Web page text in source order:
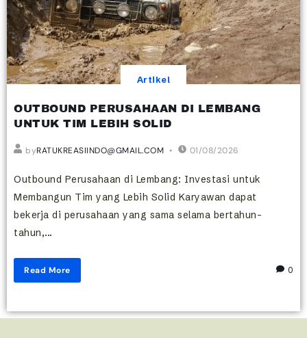
Artikel
OUTBOUND PERUSAHAAN DI LEMBANG
UNTUK TIM LEBIH SOLID
byRATUKREASIINDO@GMAIL.COM 01/08/2026
Outbound Perusahaan di Lembang: Investasi untuk
Membangun Tim yang Lebih Solid Karyawan dapat
bekerja di perusahaan yang sama selama bertahun-
tahun,...
Read More 0